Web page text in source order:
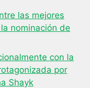
las mejores
nominación de
con la
por
Shayk